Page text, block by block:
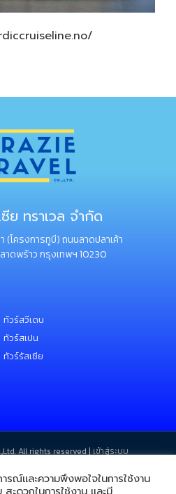
ย ทราเวล จำกัด
(โครงการทูบี) ถนนลาดปลาเค้า
าดพร้าว กรุงเทพฯ 10230
ทัวร์สวีเดน
ทัวร์สเปน
ทัวร์รัสเซีย
All rights reserved | เข้าสู่ระบบ
รณ์และความพึงพอใจในการใช้งาน